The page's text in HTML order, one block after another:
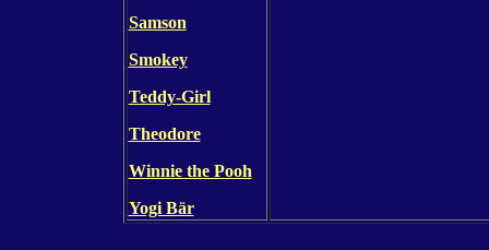
Samson
Smokey
Teddy-Girl
Theodore
Winnie the Pooh
Yogi Bär